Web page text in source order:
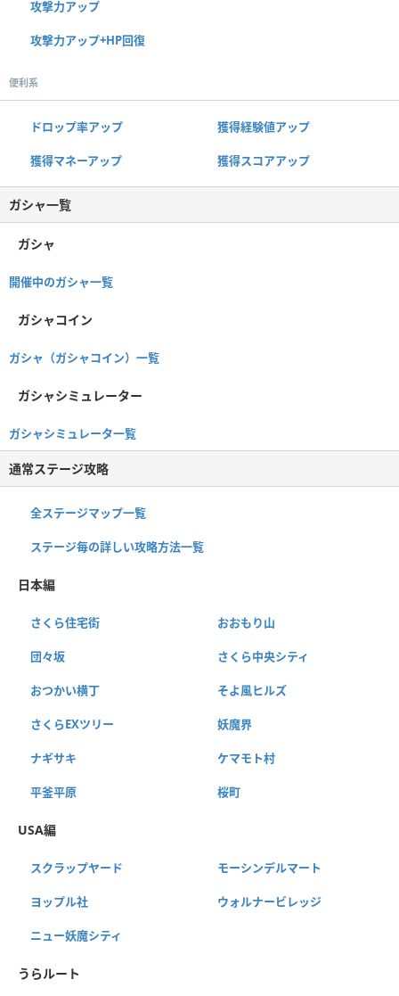
攻撃力アップ
攻撃力アップ+HP回復
便利系
ドロップ率アップ 獲得経験値アップ
獲得マネーアップ 獲得スコアアップ
ガシャ一覧
ガシャ
開催中のガシャ一覧
ガシャコイン
ガシャ（ガシャコイン）一覧
ガシャシミュレーター
ガシャシミュレータ一覧
通常ステージ攻略
全ステージマップ一覧
ステージ毎の詳しい攻略方法一覧
日本編
さくら住宅街 おおもり山
団々坂 さくら中央シティ
おつかい横丁 そよ風ヒルズ
さくらEXツリー 妖魔界
ナギサキ ケマモト村
平釜平原 桜町
USA編
スクラップヤード モーシンデルマート
ヨップル社 ウォルナービレッジ
ニュー妖魔シティ
うらルート